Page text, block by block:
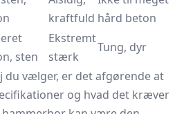
kraftfuld hård beton
sten
Ekstremt
stærk
Tung, dyr
vælger, er det afgørende at
og hvad det kræver